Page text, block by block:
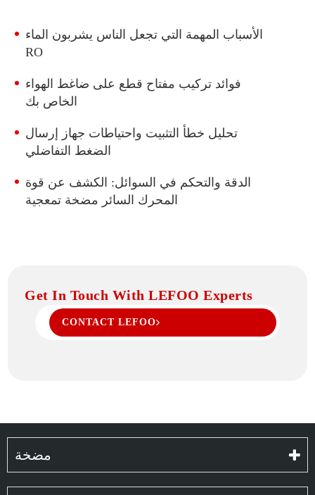
مضخة RO 50 GPD
مضخة RO بسعة 100 جالون يوميًا
مضخة RO RO RO GPD GPD
مضخة RO RO GPD GPD
مضخة RO RO GPD GPD
الأسباب المهمة التي تجعل الناس يشربون الماء
RO
فوائد تركيب مفتاح قطع على ضاغط الهواء
الخاص بك
تحليل خطأ التثبيت واحتياطات جهاز إرسال
الضغط التفاضلي
الدقة والتحكم في السوائل: الكشف عن قوة
المحرك السائر مضخة تمعجية
Get In Touch With LEFOO Experts
CONTACT LEFOO
مضخة